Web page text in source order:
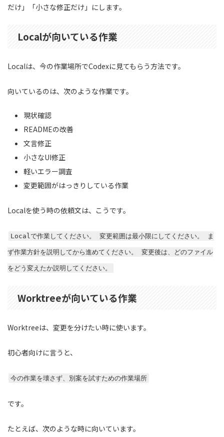
だけ」「小さな修正だけ」にします。
Localが向いている作業
Localは、今の作業場所でCodexに見てもらう方法です。
向いているのは、次のような作業です。
現状確認
READMEの改善
文言修正
小さなUI修正
軽いエラー調査
変更範囲がはっきりしている作業
Localを使う時の依頼文は、こうです。
Localで作業してください。 変更範囲は最小限にしてください。 ま
ず作業方針を説明してから進めてください。 変更後は、どのファイル
をどう変えたか説明してください。
Worktreeが向いている作業
Worktreeは、変更を分けたい時に使います。
初心者向けに言うと、
今の作業を壊さず、別案を試すための作業場所
です。
たとえば、次のような時に向いています。